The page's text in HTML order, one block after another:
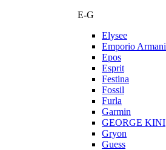
E-G
Elysee
Emporio Armani
Epos
Esprit
Festina
Fossil
Furla
Garmin
GEORGE KINI
Gryon
Guess